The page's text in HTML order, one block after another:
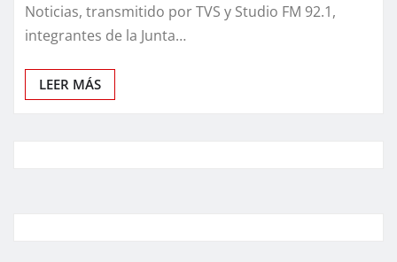
Noticias, transmitido por TVS y Studio FM 92.1,
integrantes de la Junta…
LEER MÁS